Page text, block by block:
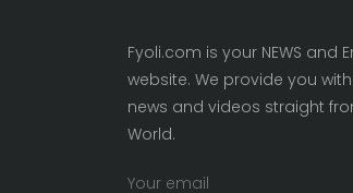
Fyoli.com is your NEWS and
website. We provide you
news and videos straight
World.